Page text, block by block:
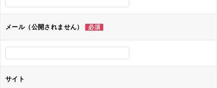
ョ
ンメール（公開されません） 必須
サイト